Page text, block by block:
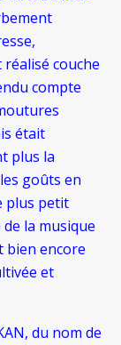
couche
compte
était
plus la
goûts en
plus petit
la musique
bien encore
et
du nom de